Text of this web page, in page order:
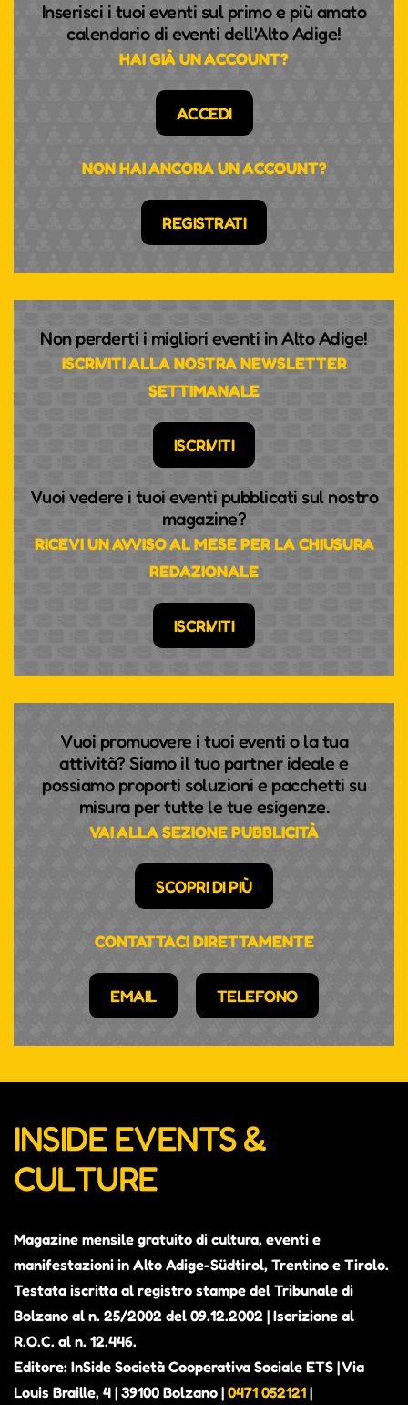
Inserisci i tuoi eventi sul primo e più amato
calendario di eventi dell'Alto Adige!
HAI GIÀ UN ACCOUNT?
ACCEDI
NON HAI ANCORA UN ACCOUNT?
REGISTRATI
Non perderti i migliori eventi in Alto Adige!
ISCRIVITI ALLA NOSTRA NEWSLETTER
SETTIMANALE
ISCRIVITI
Vuoi vedere i tuoi eventi pubblicati sul nostro
magazine?
RICEVI UN AVVISO AL MESE PER LA CHIUSURA
REDAZIONALE
ISCRIVITI
Vuoi promuovere i tuoi eventi o la tua
attività? Siamo il tuo partner ideale e
possiamo proporti soluzioni e pacchetti su
misura per tutte le tue esigenze.
VAI ALLA SEZIONE PUBBLICITÀ
SCOPRI DI PIÙ
CONTATTACI DIRETTAMENTE
EMAIL TELEFONO
INSIDE EVENTS &
CULTURE
Magazine mensile gratuito di cultura, eventi e
manifestazioni in Alto Adige-Südtirol, Trentino e Tirolo.
Testata iscritta al registro stampe del Tribunale di
Bolzano al n. 25/2002 del 09.12.2002 | Iscrizione al
R.O.C. al n. 12.446.
Editore: InSide Società Cooperativa Sociale ETS | Via
Louis Braille, 4 | 39100 Bolzano | 0471 052121 |